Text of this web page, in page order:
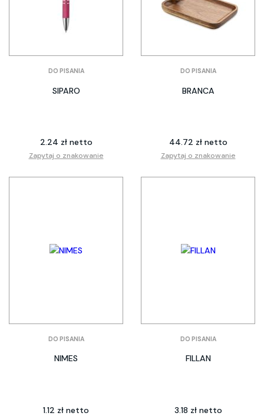
DO PISANIA
SIPARO
2.24 zł netto
Zapytaj o znakowanie
DO PISANIA
BRANCA
44.72 zł netto
Zapytaj o znakowanie
DO PISANIA
NIMES
1.12 zł netto
DO PISANIA
FILLAN
3.18 zł netto